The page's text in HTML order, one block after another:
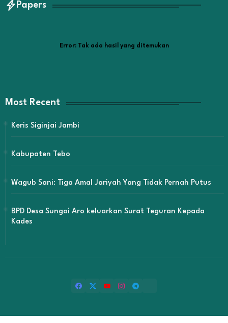
Papers
Error:Tak ada hasil yang ditemukan
Most Recent
Keris Siginjai Jambi
Kabupaten Tebo
Wagub Sani: Tiga Amal Jariyah Yang Tidak Pernah Putus
BPD Desa Sungai Aro keluarkan Surat Teguran Kepada
Kades